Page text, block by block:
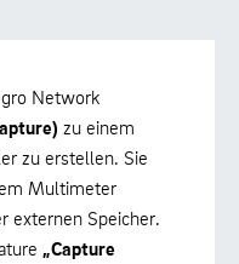
Network
zu einem
zu erstellen. Sie
Multimeter
externen Speicher.
„Capture